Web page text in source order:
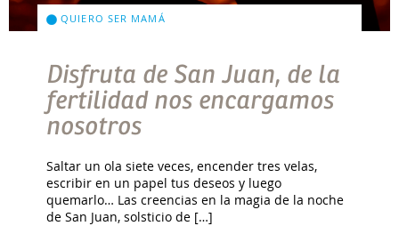
QUIERO SER MAMÁ
Disfruta de San Juan, de la
fertilidad nos encargamos
nosotros
Saltar un ola siete veces, encender tres velas,
escribir en un papel tus deseos y luego
quemarlo… Las creencias en la magia de la noche
de San Juan, solsticio de […]